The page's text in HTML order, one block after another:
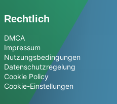
Rechtlich
DMCA
Impressum
Nutzungsbedingungen
Datenschutzregelung
Cookie Policy
Cookie-Einstellungen